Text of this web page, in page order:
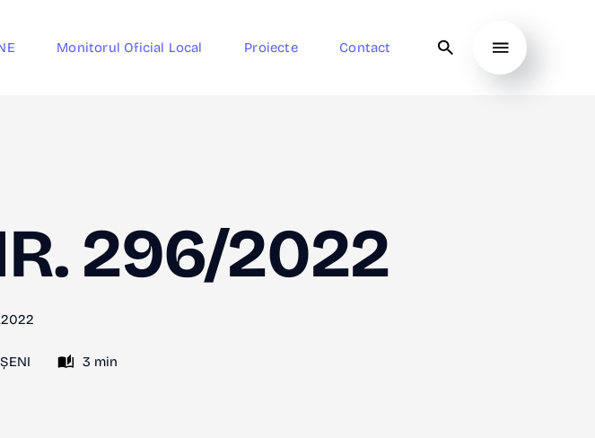
Monitorul Oficial Local Proiecte Contact
296/2022
3 min